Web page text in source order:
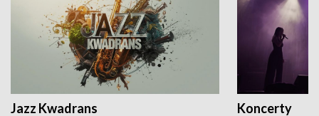
Jazz Kwadrans Koncerty